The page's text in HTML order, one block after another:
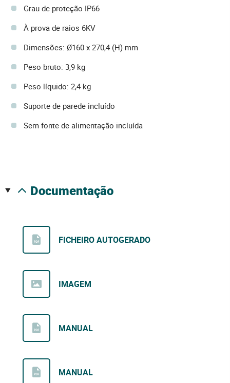
Grau de proteção IP66
À prova de raios 6KV
Dimensões: Ø160 x 270,4 (H) mm
Peso bruto: 3,9 kg
Peso líquido: 2,4 kg
Suporte de parede incluído
Sem fonte de alimentação incluída
documentação
FICHEIRO AUTOGERADO
IMAGEM
MANUAL
MANUAL